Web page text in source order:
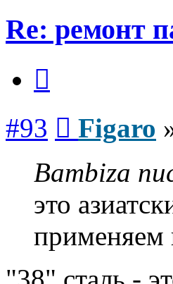
Re: ремонт
#93 Figaro
Bambiza
это
применяем